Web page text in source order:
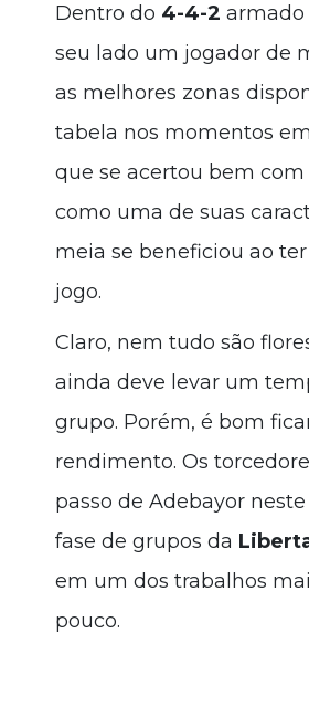
Dentro do 4-4-2 armado
seu lado um jogador de
as melhores zonas
tabela nos momentos
que se acertou bem
como uma de suas
meia se beneficiou ao
jogo.
Claro, nem tudo são
ainda deve levar um
grupo. Porém, é bom
rendimento. Os
passo de Adebayor
fase de grupos da
em um dos trabalhos
pouco.